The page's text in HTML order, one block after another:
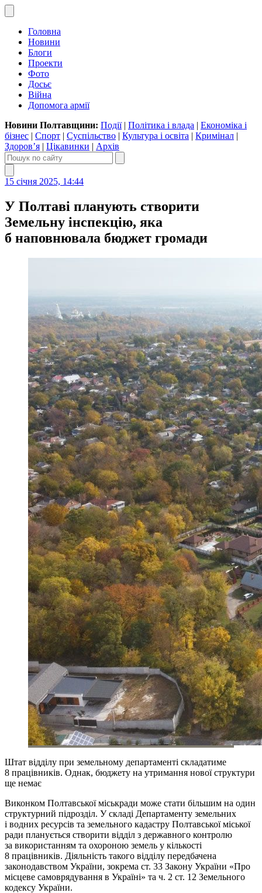
Головна
Новини
Блоги
Проекти
Фото
Досьє
Війна
Допомога армії
Новини Полтавщини: Події| Політика і влада | Економіка і
бізнес | Спорт | Суспільство | Культура і освіта | Кримінал |
Здоров’я | Цікавинки | Архів
15 січня 2025, 14:44
У Полтаві планують створити
Земельну інспекцію, яка
б наповнювала бюджет громади
Штат відділу при земельному департаменті складатиме
8 працівників. Однак, бюджету на утримання нової структури
ще немає
Виконком Полтавської міськради може стати більшим на один
структурний підрозділ. У складі Департаменту земельних
і водних ресурсів та земельного кадастру Полтавської міської
ради планується створити відділ з державного контролю
за використанням та охороною земель у кількості
8 працівників. Діяльність такого відділу передбачена
законодавством України, зокрема ст. 33 Закону України «Про
місцеве самоврядування в Україні» та ч. 2 ст. 12 Земельного
кодексу України.